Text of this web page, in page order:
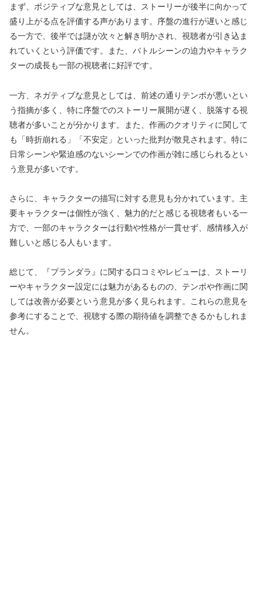
まず、ポジティブな意見としては、ストーリーが後半に向かって
盛り上がる点を評価する声があります。序盤の進行が遅いと感じ
る一方で、後半では謎が次々と解き明かされ、視聴者が引き込ま
れていくという評価です。また、バトルシーンの迫力やキャラク
ターの成長も一部の視聴者に好評です。
一方、ネガティブな意見としては、前述の通りテンポが悪いとい
う指摘が多く、特に序盤でのストーリー展開が遅く、脱落する視
聴者が多いことが分かります。また、作画のクオリティに関して
も「時折崩れる」「不安定」といった批判が散見されます。特に
日常シーンや緊迫感のないシーンでの作画が雑に感じられるとい
う意見が多いです。
さらに、キャラクターの描写に対する意見も分かれています。主
要キャラクターは個性が強く、魅力的だと感じる視聴者もいる一
方で、一部のキャラクターは行動や性格が一貫せず、感情移入が
難しいと感じる人もいます。
総じて、『プランダラ』に関する口コミやレビューは、ストーリ
ーやキャラクター設定には魅力があるものの、テンポや作画に関
しては改善が必要という意見が多く見られます。これらの意見を
参考にすることで、視聴する際の期待値を調整できるかもしれま
せん。